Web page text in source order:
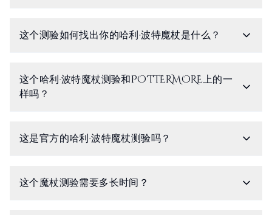
这个测验如何找出你的哈利·波特魔杖是什么？
这个哈利·波特魔杖测验和POTTERMORE上的一
样吗？
这是官方的哈利·波特魔杖测验吗？
这个魔杖测验需要多长时间？